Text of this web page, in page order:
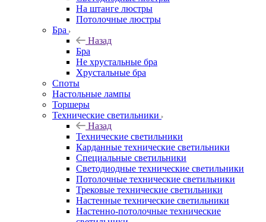
На штанге люстры
Потолочные люстры
Бра
Назад
Бра
Не хрустальные бра
Хрустальные бра
Споты
Настольные лампы
Торшеры
Технические светильники
Назад
Технические светильники
Карданные технические светильники
Специальные светильники
Светодиодные технические светильники
Потолочные технические светильники
Трековые технические светильники
Настенные технические светильники
Настенно-потолочные технические